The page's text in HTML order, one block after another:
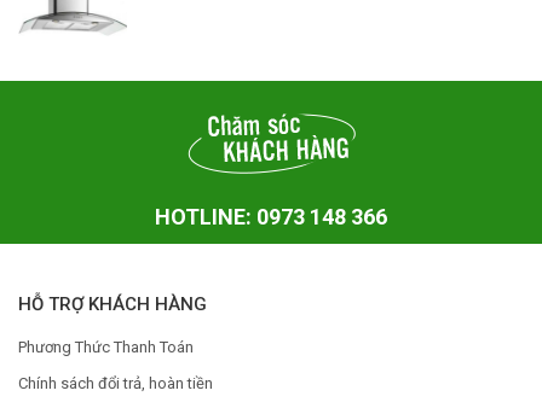
HOTLINE: 0973 148 366
HỖ TRỢ KHÁCH HÀNG
Phương Thức Thanh Toán
Chính sách đổi trả, hoàn tiền